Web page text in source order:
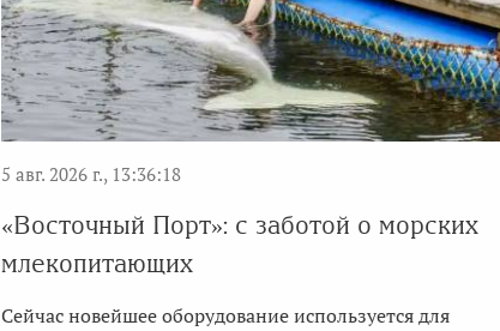
5 авг. 2026 г., 13:36:18
«Восточный Порт»: с заботой о морских
млекопитающих
Сейчас новейшее оборудование используется для